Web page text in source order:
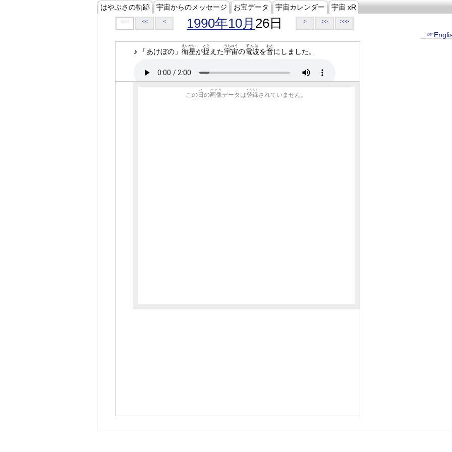
はやぶさの軌跡 宇宙からのメッセージ お宝データ 宇宙カレンダー 宇宙 xR
<<< << < 1990年10月 26日 > >> >>>
♪ 「あけぼの」 衛星
えいせい
が捉
とら
えた宇宙
うちゅう
の電波
でんぱ
を音
おと
にしました。
この 日
ひ
の画像
がぞう
データは登録
とうろく
されていません。